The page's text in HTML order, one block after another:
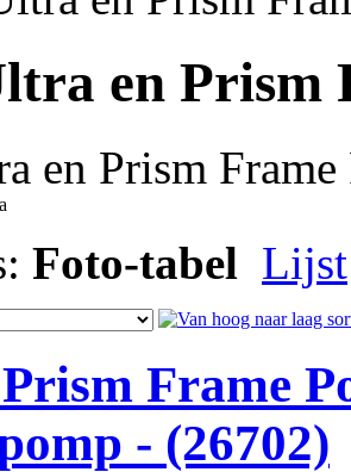
en Prism
en Prism Frame
Foto-tabel Lijst
Frame
- (26702)